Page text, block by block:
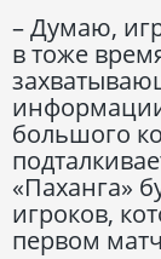
– Думаю,
в тоже
большого
«Паханга»
игроков,
первом